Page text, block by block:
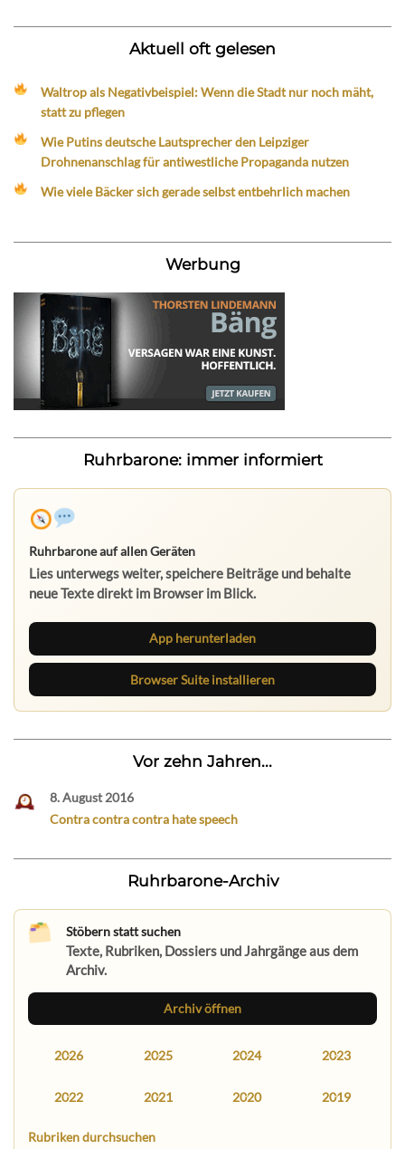
Aktuell oft gelesen
Waltrop als Negativbeispiel: Wenn die Stadt nur noch mäht,
statt zu pflegen
Wie Putins deutsche Lautsprecher den Leipziger
Drohnenanschlag für antiwestliche Propaganda nutzen
Wie viele Bäcker sich gerade selbst entbehrlich machen
Werbung
Ruhrbarone: immer informiert
Ruhrbarone auf allen Geräten
Lies unterwegs weiter, speichere Beiträge und behalte
neue Texte direkt im Browser im Blick.
App herunterladen
Browser Suite installieren
Vor zehn Jahren...
8. August 2016
Contra contra contra hate speech
Ruhrbarone-Archiv
Stöbern statt suchen
Texte, Rubriken, Dossiers und Jahrgänge aus dem
Archiv.
Archiv öffnen
2026 2025 2024 2023
2022 2021 2020 2019
Rubriken durchsuchen